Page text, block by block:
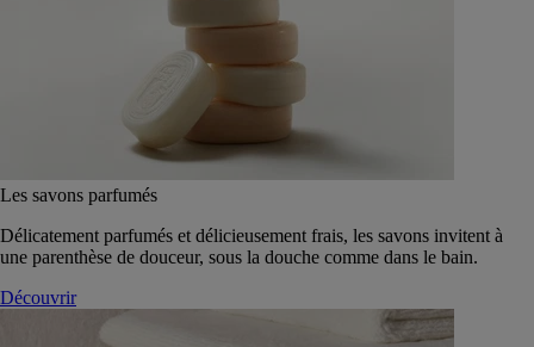
Les savons parfumés
Délicatement parfumés et délicieusement frais, les savons invitent à
une parenthèse de douceur, sous la douche comme dans le bain.
Découvrir